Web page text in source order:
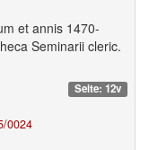
et annis 1470-
Seminarii cleric.
Seite: 12v
0024